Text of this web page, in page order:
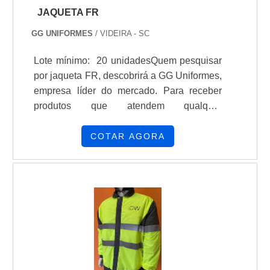
JAQUETA FR
GG UNIFORMES/ VIDEIRA - SC
Lote mínimo: 20 unidadesQuem pesquisar
por jaqueta FR, descobrirá a GG Uniformes,
empresa líder do mercado. Para receber
produtos que atendem qualquer
organização que se destaque por um bom
experiência no ramo.Quando a temática é
obterá ótima qualidade e comprometimento
com o resultado final.MAIS SOBRE
JAQUETA FRA GG Uniformes canaliza
seus recursos em oferecer aos clientes uma
estrutura com escritório de alta qualidade
COTAR AGORA